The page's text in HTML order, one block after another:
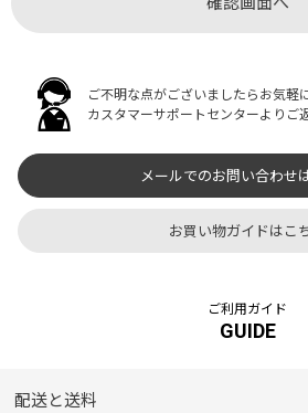
ご不明な点がございましたらお気軽
カスタマーサポートセンターよりご
メールでのお問い合わせ
お買い物ガイドはこ
ご利用ガイド
GUIDE
配送と送料